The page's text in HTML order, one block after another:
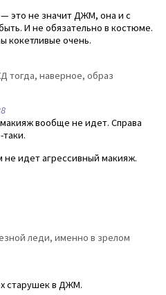
это не значит ДЖМ, она и с
И не обязательно в костюме.
кокетливые очень.
тогда, наверное, образ
вообще не идет. Справа
идет агрессивный макияж.
леди, именно в зрелом
старушек в ДЖМ.